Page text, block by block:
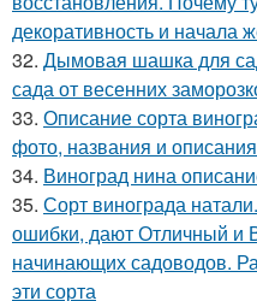
декоративность и начала
32. Дымовая шашка для
сада от весенних
33. Описание сорта
фото, названия и описания
34. Виноград нина
35. Сорт винограда
ошибки, дают Отличный и
начинающих садоводов.
эти сорта